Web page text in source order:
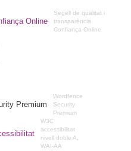
Segell de qualitat i
transparència
Confiança Online
Wordfence
Security
Premium
W3C
accessibilitat
nivell doble A,
WAI-AA